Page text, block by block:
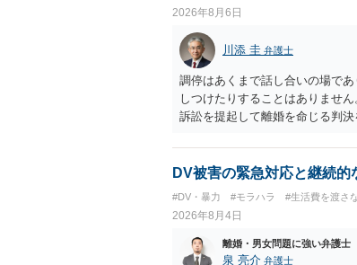
2026年8月6日
川添 圭 弁護士
調停はあくまで話し合いの場で
しつけたりすることはありませ
訴訟を提起して離婚を命じる判
ば、夫から「この条件なら離婚
いかもしれません）。ただ、離
淡々と調停不成立にして離婚訴
りません。見通し等を含め、弁
DV被害の緊急対応と継続的
#DV・暴力 #モラハラ #生活費を渡さ
2026年8月4日
離婚・男女問題に強い弁護士
泉 亮介 弁護士